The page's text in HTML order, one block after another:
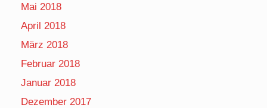
Mai 2018
April 2018
März 2018
Februar 2018
Januar 2018
Dezember 2017